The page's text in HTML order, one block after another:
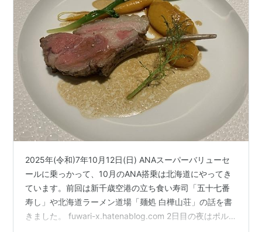
2025年(令和)7年10月12日(日) ANAスーパーバリューセ
ールに乗っかって、10月のANA搭乗は北海道にやってき
ています。前回は新千歳空港の立ち食い寿司「五十七番
寿し」や北海道ラーメン道場「麺処 白樺山荘」の話を書
きました。 fuwari-x.hatenablog.com 2日目の夜はポル